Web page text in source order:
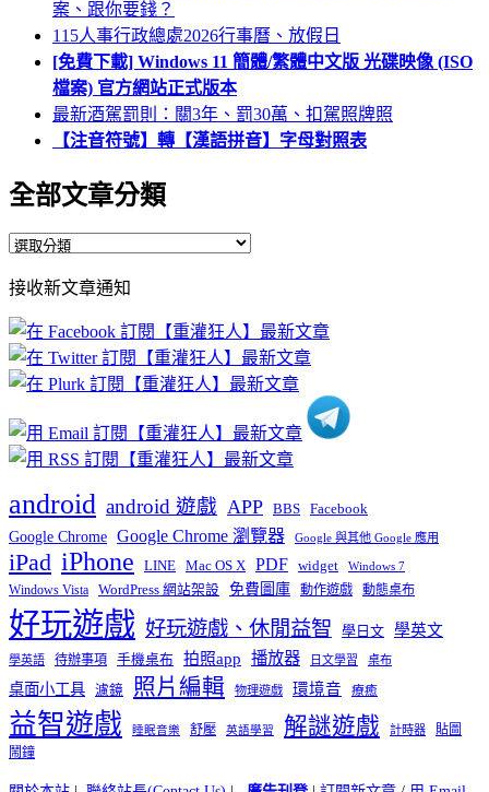
案、跟你要錢？
115人事行政總處2026行事曆、放假日
[免費下載] Windows 11 簡體/繁體中文版 光碟映像 (ISO
檔案) 官方網站正式版本
最新酒駕罰則：關3年、罰30萬、扣駕照牌照
【注音符號】轉【漢語拼音】字母對照表
全部文章分類
全
文
章
分
類
接收新文章通知
android android 遊戲 APP BBS Facebook
Google Chrome Google Chrome 瀏覽器 Google 與其他 Google 應用
iPad iPhone LINE Mac OS X PDF widget Windows 7
Windows Vista WordPress 網站架設 免費圖庫 動作遊戲 動態桌布
好玩遊戲 好玩遊戲、休閒益智 學日文 學英文
學英語 待辦事項 手機桌布 拍照app 播放器 日文學習 桌布
桌面小工具 濾鏡 照片編輯 物理遊戲 環境音 療癒
益智遊戲 睡眠音樂 舒壓 英語學習 解謎遊戲 計時器
貼圖
鬧鐘